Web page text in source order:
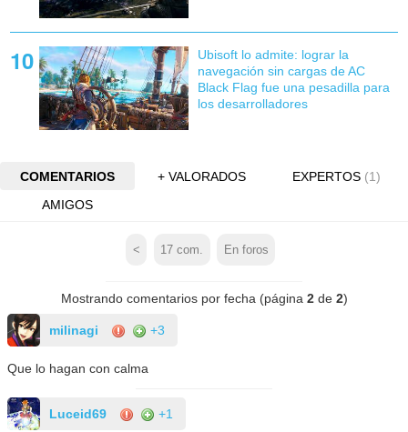
Ubisoft lo admite: lograr la
navegación sin cargas de AC
Black Flag fue una pesadilla para
los desarrolladores
COMENTARIOS + VALORADOS EXPERTOS (1)
AMIGOS
< 17 com. En foros
Mostrando comentarios por fecha (página 2de 2)
milinagi +3
Que lo hagan con calma
Luceid69 +1